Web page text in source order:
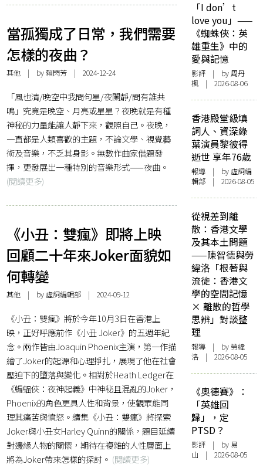
當孤獨成了日常，我們需要
怎樣的夜曲？
其他 | by 賴閃芳 | 2024-12-24
「風也清/晚空中我問句星/夜闌靜/問有誰共
鳴」究竟是晚空、月亮或星星？夜晚就是有種
神秘的力量能讓人靜下來，觀照自己。夜晚，
一直都是人類喜歡的主題，不論文學、視覺藝
術及音樂，不乏其身影。無數作曲家借題發
揮，更發展出一種特別的音樂形式——夜曲。
(閱讀更多)
《小丑：雙瘋》即將上映
回顧二十年來Joker面貌如
何轉變
其他 | by 虛詞編輯部 | 2024-09-12
《小丑：雙瘋》將於今年10月3日在香港上
映，正好呼應前作《小丑 Joker》的五週年紀
念。兩作皆由Joaquin Phoenix主演，第一作描
繪了Joker的起源和心理掙扎，展現了他在社會
壓迫下的墮落與變化。相對於Heath Ledger在
《蝙蝠俠：夜神起義》中神秘且混亂的Joker，
Phoenix的角色更具人性和背景，使觀眾能同
理其痛苦與憤怒。續集《小丑：雙瘋》將探索
Joker與小丑女Harley Quinn的關係，題目延續
對邊緣人物的關懷，期待在複雜的人性層面上
將為Joker帶來怎樣的探討。 (閱讀更多)
「I don’t
love you」——
《蜘蛛俠：英
雄重生》中的
愛與記憶
影評 | by周丹
楓 | 2026-08-06
香港殿堂級填
詞人、資深綠
葉演員黎彼得
逝世 享年76歲
報導 | by 虛詞編
輯部 | 2026-08-05
從視差到離
散：香港文學
及其本土問題
——陳智德與勞
緯洛「根著與
流徙：香港文
學的空間記憶
× 離散的哲學
思辨」對談整
理
報導 | by 勞緯
洛 | 2026-08-05
《奧德賽》：
「英雄回
歸」，定
PTSD？
影評 | by 易
山 | 2026-08-05